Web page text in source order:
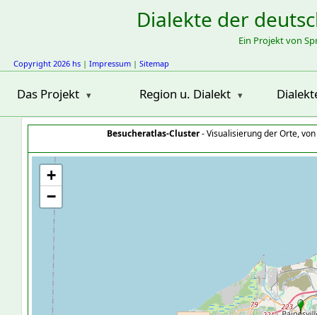
Dialekte der
Ein Projekt von
Copyright 2026 hs | Impressum | Sitemap
Das Projekt Region u. Dialekt
Besucheratlas-Cluster- Visualisierung der Orte,
+
−